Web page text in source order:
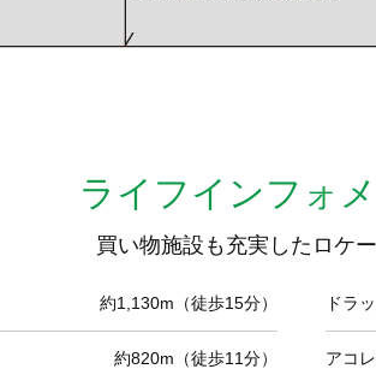
ライフインフォ
買い物施設も充実したロケ
約1,130m（徒歩15分）
約820m（徒歩11分）
ドラ
アコレ